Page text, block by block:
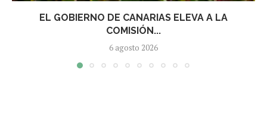
EL GOBIERNO DE CANARIAS ELEVA A LA
COMISIÓN...
6 agosto 2026